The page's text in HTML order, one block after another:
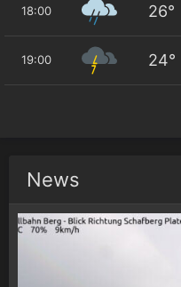
18:00 26°
19:00 24°
News